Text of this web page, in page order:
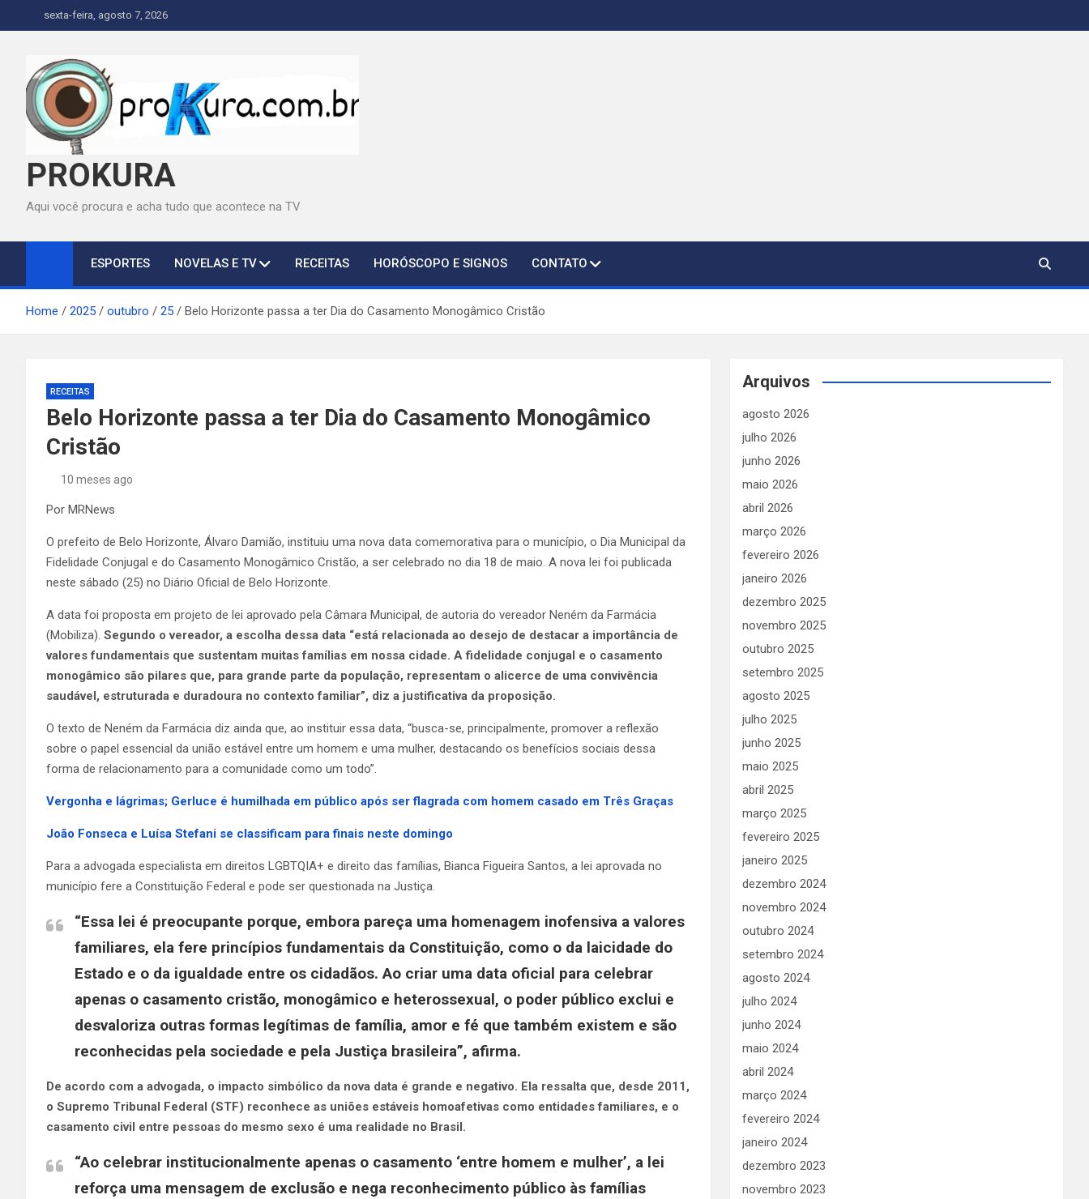
to
sexta-feira, agosto 7, 2026
PROKURA
Aqui você procura e acha tudo que acontece na TV
ESPORTES NOVELAS E TV RECEITAS HORÓSCOPO E SIGNOS CONTATO
Home 2025 outubro 25 Belo Horizonte passa a ter Dia do Casamento Monogâmico Cristão
RECEITAS
Belo Horizonte passa a ter Dia do Casamento Monogâmico
Cristão
10 meses ago
Por MRNews
O prefeito de Belo Horizonte, Álvaro Damião, instituiu uma nova data comemorativa para o município, o Dia Municipal da
Fidelidade Conjugal e do Casamento Monogâmico Cristão, a ser celebrado no dia 18 de maio. A nova lei foi publicada
neste sábado (25) no Diário Oficial de Belo Horizonte.
A data foi proposta em projeto de lei aprovado pela Câmara Municipal, de autoria do vereador Neném da Farmácia
(Mobiliza). Segundo o vereador, a escolha dessa data “está relacionada ao desejo de destacar a importância de
valores fundamentais que sustentam muitas famílias em nossa cidade. A fidelidade conjugal e o casamento
monogâmico são pilares que, para grande parte da população, representam o alicerce de uma convivência
saudável, estruturada e duradoura no contexto familiar”, diz a justificativa da proposição.
O texto de Neném da Farmácia diz ainda que, ao instituir essa data, “busca-se, principalmente, promover a reflexão
sobre o papel essencial da união estável entre um homem e uma mulher, destacando os benefícios sociais dessa
forma de relacionamento para a comunidade como um todo”.
Vergonha e lágrimas; Gerluce é humilhada em público após ser flagrada com homem casado em Três Graças
João Fonseca e Luísa Stefani se classificam para finais neste domingo
Para a advogada especialista em direitos LGBTQIA+ e direito das famílias, Bianca Figueira Santos, a lei aprovada no
município fere a Constituição Federal e pode ser questionada na Justiça.
“Essa lei é preocupante porque, embora pareça uma homenagem inofensiva a valores
familiares, ela fere princípios fundamentais da Constituição, como o da laicidade do
Estado e o da igualdade entre os cidadãos. Ao criar uma data oficial para celebrar
apenas o casamento cristão, monogâmico e heterossexual, o poder público exclui e
desvaloriza outras formas legítimas de família, amor e fé que também existem e são
reconhecidas pela sociedade e pela Justiça brasileira”, afirma.
De acordo com a advogada, o impacto simbólico da nova data é grande e negativo. Ela ressalta que, desde 2011,
o Supremo Tribunal Federal (STF) reconhece as uniões estáveis homoafetivas como entidades familiares, e o
casamento civil entre pessoas do mesmo sexo é uma realidade no Brasil.
“Ao celebrar institucionalmente apenas o casamento ‘entre homem e mulher’, a lei
reforça uma mensagem de exclusão e nega reconhecimento público às famílias
Arquivos
agosto 2026
julho 2026
junho 2026
maio 2026
abril 2026
março 2026
fevereiro 2026
janeiro 2026
dezembro 2025
novembro 2025
outubro 2025
setembro 2025
agosto 2025
julho 2025
junho 2025
maio 2025
abril 2025
março 2025
fevereiro 2025
janeiro 2025
dezembro 2024
novembro 2024
outubro 2024
setembro 2024
agosto 2024
julho 2024
junho 2024
maio 2024
abril 2024
março 2024
fevereiro 2024
janeiro 2024
dezembro 2023
novembro 2023